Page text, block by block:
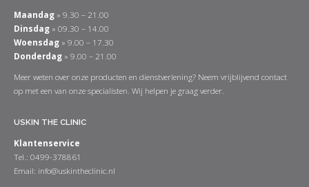
Maandag » 9.30 – 21.00
Dinsdag » 09.30 – 14.00
Woensdag » 9.00 – 17.30
Donderdag » 9.00 – 21.00
Meer weten over onze producten en dienstverlening? Neem vrijblijvend contact
op met een van onze specialisten. Wij helpen je graag verder.
USKIN THE CLINIC
Klantenservice
Tel.: 0499-378861
Email: info@uskintheclinic.nl